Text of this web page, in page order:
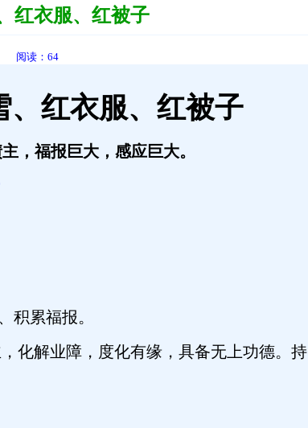
红衣服、红被子
阅读：64
、红衣服、红被子
，福报巨大，感应巨大。
累福报。
化解业障，度化有缘，具备无上功德。持